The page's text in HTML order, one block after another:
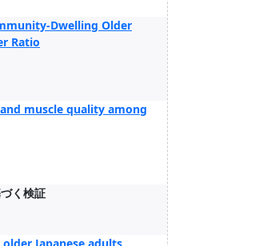
Dwelling Older
Ratio
muscle quality among
く検証